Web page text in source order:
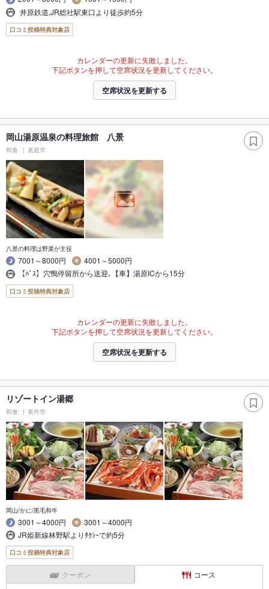
井原鉄道,JR総社駅東口より徒歩約5分
口コミ投稿特典対象店
カレンダーの更新に失敗しました。
下記ボタンを押して空席状況を更新してください。
空席状況を更新する
岡山湯原温泉の料理旅館 八景
和食 真庭市
八景の料理は野菜が主役
7001～8000円
4001～5000円
【ﾊﾞｽ】穴鴨停留所から送迎､【車】湯原ICから15分
口コミ投稿特典対象店
カレンダーの更新に失敗しました。
下記ボタンを押して空席状況を更新してください。
空席状況を更新する
リゾートイン湯郷
和食 美作市
岡山/かに/黒毛和牛
3001～4000円
3001～4000円
JR姫新線林野駅よりﾀｸｼｰで約5分
口コミ投稿特典対象店
クーポン コース